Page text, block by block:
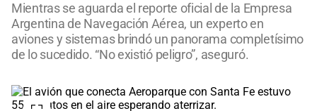
Mientras se aguarda el reporte oficial de la Empresa
Argentina de Navegación Aérea, un experto en
aviones y sistemas brindó un panorama completísimo
de lo sucedido. “No existió peligro”, aseguró.